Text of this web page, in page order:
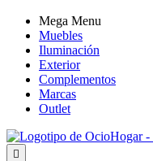
Mega Menu
Muebles
Iluminación
Exterior
Complementos
Marcas
Outlet
